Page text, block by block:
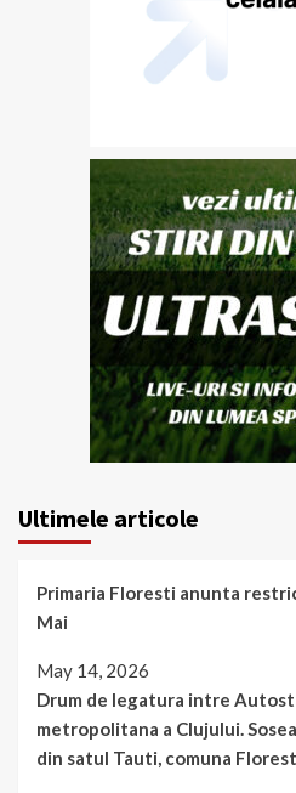
Ultimele articole
Primaria Floresti anunta
Mai
May 14, 2026
Drum de legatura intre
metropolitana a Clujului.
din satul Tauti, comuna